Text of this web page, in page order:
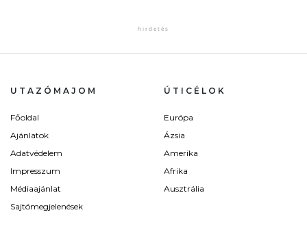
UTAZÓMAJOM
Főoldal
Ajánlatok
Adatvédelem
Impresszum
Médiaajánlat
Sajtómegjelenések
ÚTICÉLOK
Európa
Ázsia
Amerika
Afrika
Ausztrália